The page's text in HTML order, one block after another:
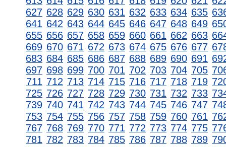
627 628 629 630 631 632 633 634 635
641 642 643 644 645 646 647 648 649
655 656 657 658 659 660 661 662 663
669 670 671 672 673 674 675 676 677
683 684 685 686 687 688 689 690 691
697 698 699 700 701 702 703 704 705
711 712 713 714 715 716 717 718 719
725 726 727 728 729 730 731 732 733
739 740 741 742 743 744 745 746 747
753 754 755 756 757 758 759 760 761
767 768 769 770 771 772 773 774 775
781 782 783 784 785 786 787 788 789